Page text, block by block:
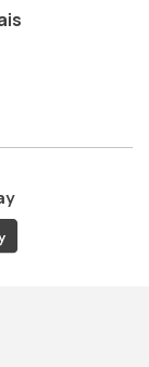
ao